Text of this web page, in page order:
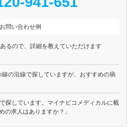
お問い合わせ例
るので、詳細を教えていただけます
線の沿線で探していますが、おすすめの病
探しています。マイナビコメディカルに載
の求人はありますか？」